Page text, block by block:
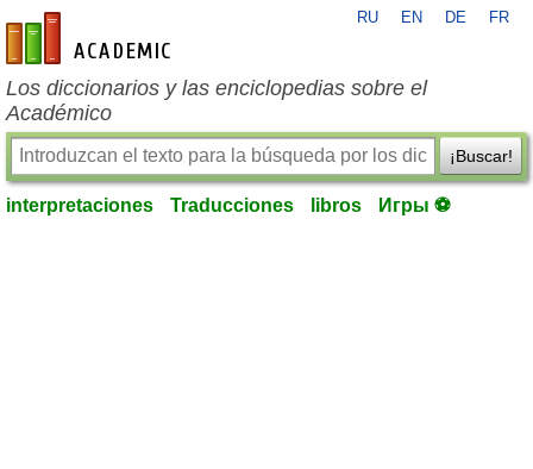
es-academic.com
RU EN DE FR
Los diccionarios y las enciclopedias sobre el
Académico
¡Buscar!
interpretaciones Traducciones libros Игры ⚽